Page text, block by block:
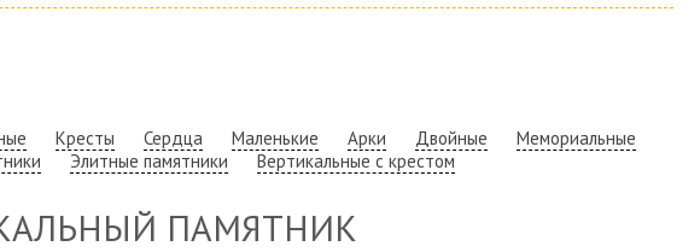
Кресты Сердца Маленькие Арки Двойные
Мемориальные
Элитные памятники Вертикальные с крестом
ПАМЯТНИК